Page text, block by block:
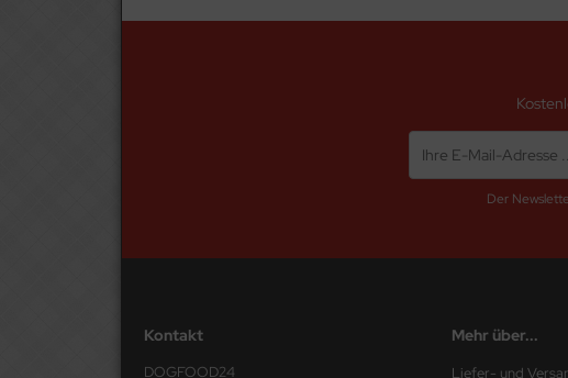
Der
Kontakt
DOGFOOD24
Mehr über...
Liefer- und